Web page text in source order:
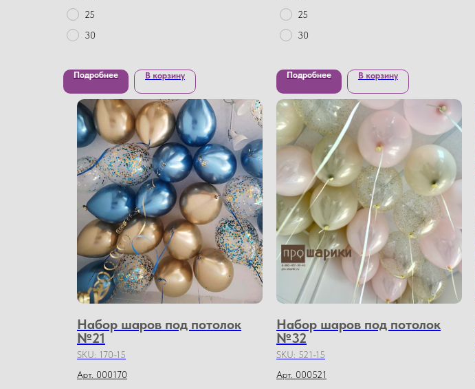
25
30
Подробнее В корзину
25
30
Подробнее В корзину
Набор шаров под потолок
№21
SKU: 170-15
Арт. 000170
Набор шаров под потолок
№32
SKU: 521-15
Арт. 000521